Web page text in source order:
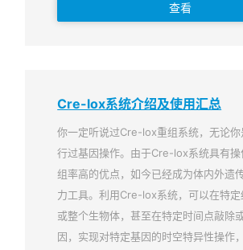
查看
Cre-lox系统介绍及使用汇总
你一定听说过Cre-lox重组系统，无论你
行过基因操作。由于Cre-lox系统具有操
组率高的优点，如今已经成为体内外遗
力工具。利用Cre-lox系统，可以在特定
或整个生物体，甚至在特定时间点敲除
因，实现对特定基因的时空特异性操作